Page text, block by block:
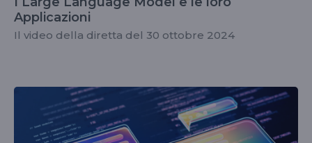
Applicazioni
Il video della diretta del 30 ottobre 2024